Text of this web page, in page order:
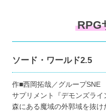
RPG
ソード・ワールド2.5
作■西岡拓哉／グループ
サプリメント『デモンズラ
森にある魔域の外郭域を抜